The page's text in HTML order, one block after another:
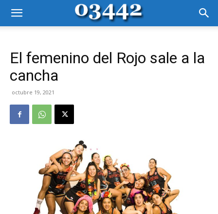
El femenino del Rojo sale a la
cancha
octubre 19, 2021